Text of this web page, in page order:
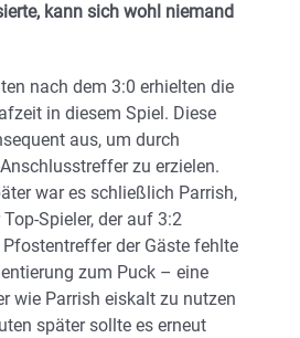
kann sich wohl niemand
nach dem 3:0 erhielten die
in diesem Spiel. Diese
aus, um durch
zu erzielen.
war es schließlich Parrish,
Spieler, der auf 3:2
der Gäste fehlte
zum Puck – eine
wie Parrish eiskalt zu nutzen
später sollte es erneut